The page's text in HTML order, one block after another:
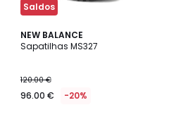
Saldos
NEW BALANCE
Sapatilhas MS327
120.00 €
96.00 € -20%
4,5
/ 5